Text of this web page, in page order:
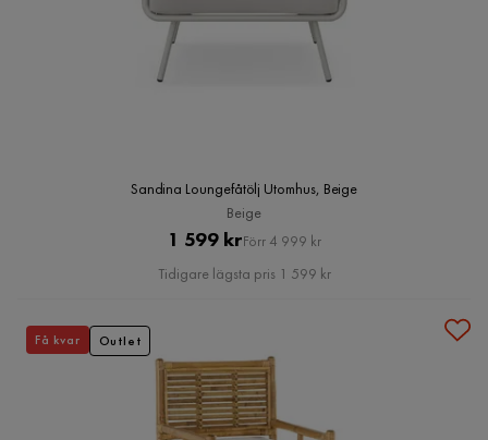
Sandina Loungefåtölj Utomhus, Beige
Beige
Pris
1 599 krOriginal
Pris
Förr 4 999 kr
Tidigare lägsta pris 1 599 kr
Få kvar Outlet